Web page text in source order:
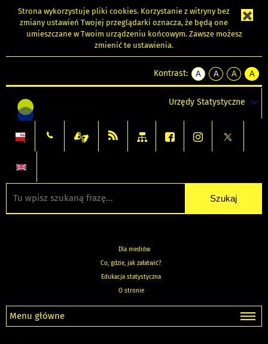
Strona wykorzystuje pliki cookies. Korzystanie z witryny bez
zmiany ustawień Twojej przeglądarki oznacza, że będą one
umieszczane w Twoim urządzeniu końcowym. Zawsze możesz
zmienić te ustawienia.
Kontrast:
A
kontrast
A
kontrast
tekst
czarnym
A
kontrast
tekst
czarnym
A
tekst
żółtym
Urzędy Statystyczne
Dla mediów
Co, gdzie, jak załatwić?
Edukacja statystyczna
O stronie
Menu główne